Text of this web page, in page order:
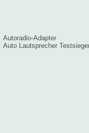
Autoradio-Adapter
Auto Lautsprecher